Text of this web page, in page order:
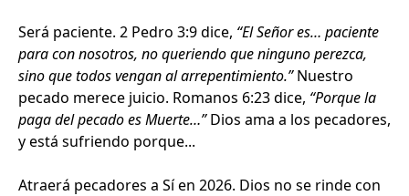
Será paciente. 2 Pedro 3:9 dice, “El Señor es… paciente
para con nosotros, no queriendo que ninguno perezca,
sino que todos vengan al arrepentimiento.” Nuestro
pecado merece juicio. Romanos 6:23 dice, “Porque la
paga del pecado es Muerte…”Dios ama a los pecadores,
y está sufriendo porque...
Atraerá pecadores a Sí en 2026. Dios no se rinde con